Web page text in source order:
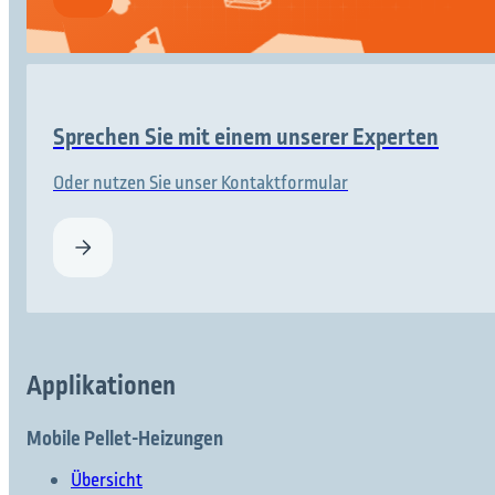
Sprechen Sie mit einem unserer Experten
Oder nutzen Sie unser Kontaktformular
Applikationen
Mobile Pellet-Heizungen
Übersicht